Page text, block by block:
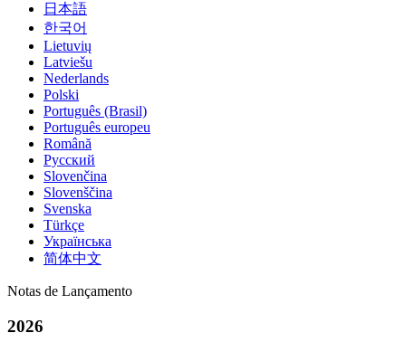
日本語
한국어
Lietuvių
Latviešu
Nederlands
Polski
Português (Brasil)
Português europeu
Română
Русский
Slovenčina
Slovenščina
Svenska
Türkçe
Українська
简体中文
Notas de Lançamento
2026